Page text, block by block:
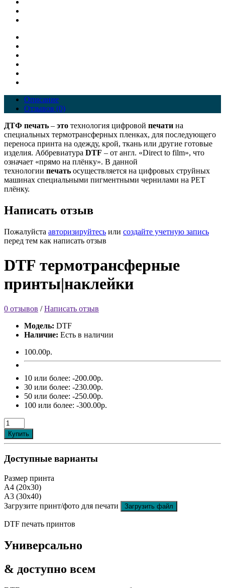
Описание
Отзывов (0)
ДТФ печать – это технология цифровой печати на
специальных термотрансферных пленках, для последующего
переноса принта на одежду, крой, ткань или другие готовые
изделия. Аббревиатура DTF – от англ. «Direct to film», что
означает «прямо на плёнку». В данной
технологии печать осуществляется на цифровых струйных
машинах специальными пигментными чернилами на PET
плёнку.
Написать отзыв
Пожалуйста авторизируйтесь или создайте учетную запись
перед тем как написать отзыв
DTF термотрансферные
принты|наклейки
0 отзывов /Написать отзыв
Модель: DTF
Наличие: Есть в наличии
100.00р.
10 или более: -200.00р.
30 или более: -230.00р.
50 или более: -250.00р.
100 или более: -300.00р.
Купить
Доступные варианты
Размер принта
А4 (20x30)
А3 (30x40)
Загрузите принт/фото для печати
Загрузить файл
DTF печать принтов
Универсально
& доступно всем